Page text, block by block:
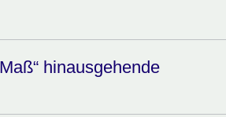
hinausgehende